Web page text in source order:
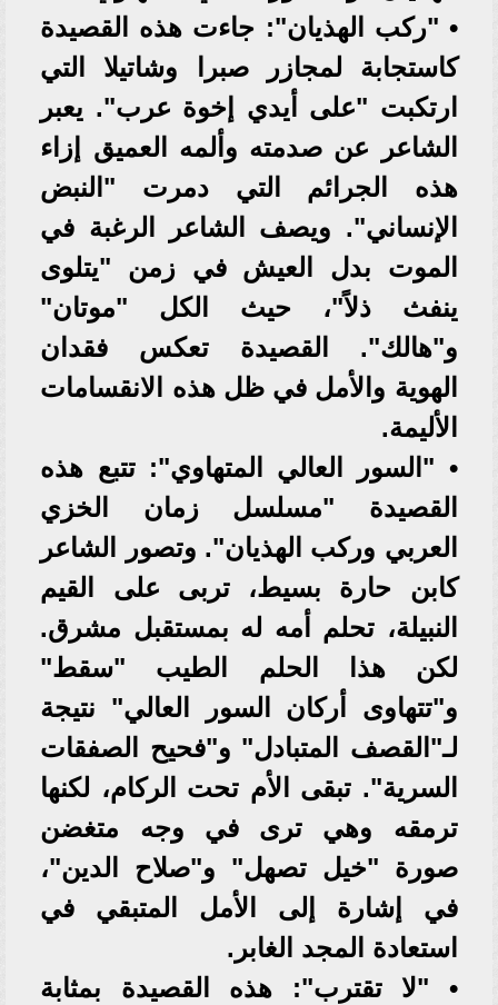
• "ركب الهذيان": جاءت هذه القصيدة
كاستجابة لمجازر صبرا وشاتيلا التي
ارتكبت "على أيدي إخوة عرب". يعبر
الشاعر عن صدمته وألمه العميق إزاء
هذه الجرائم التي دمرت "النبض
الإنساني". ويصف الشاعر الرغبة في
الموت بدل العيش في زمن "يتلوى
ينفث ذلاً"، حيث الكل "موتان"
و"هالك". القصيدة تعكس فقدان
الهوية والأمل في ظل هذه الانقسامات
الأليمة.
• "السور العالي المتهاوي": تتبع هذه
القصيدة "مسلسل زمان الخزي
العربي وركب الهذيان". وتصور الشاعر
كابن حارة بسيط، تربى على القيم
النبيلة، تحلم أمه له بمستقبل مشرق.
لكن هذا الحلم الطيب "سقط"
و"تتهاوى أركان السور العالي" نتيجة
لـ"القصف المتبادل" و"فحيح الصفقات
السرية". تبقى الأم تحت الركام، لكنها
ترمقه وهي ترى في وجه متغضن
صورة "خيل تصهل" و"صلاح الدين"،
في إشارة إلى الأمل المتبقي في
استعادة المجد الغابر.
• "لا تقترب": هذه القصيدة بمثابة